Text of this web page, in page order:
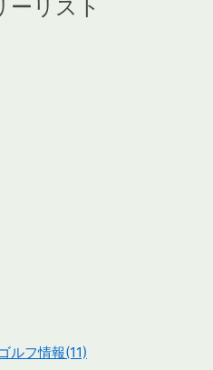
ーリスト
フ情報(11)